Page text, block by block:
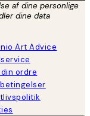
af dine personlige
dine data
Art Advice
ordre